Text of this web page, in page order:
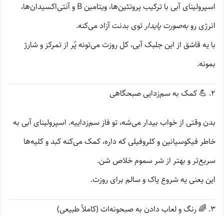
اسپرولینای آبی با ترکیب پروتئین‌ها، ویتامین B و آنتی‌اکسیدان‌ها،
انرژی روبه‌صورت پایدارتوی بدنت آزاد می‌کنه.
با یه قاشق از این جلبک آبی، کل روزت می‌تونه پُر از تمرکز و شارژ
بمونه.
۲. 💪 کمک به سم‌زدایی صبحگاهی
بدن وقتی از خواب بیدار می‌شه، تو فاز سم‌زداییه. اسپرولینای آبی به
خاطر فیکوسیانین و کلروفیلی که داره، کمک می‌کنه کبد و کلیه‌ها
سریع‌تر و بهتر از شر سموم خلاص شن.
این یعنی یه شروع پاک و سالم برای روزت.
۳. 🌈 رنگ و لعاب دادن به صبحونه‌ات (کاملاً طبیعی)